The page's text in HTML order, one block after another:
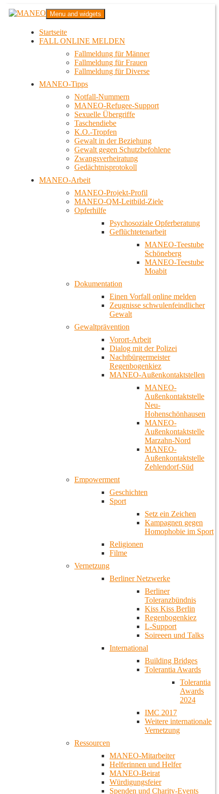
Zum
InhaltMANEO
Das schwule Anti-Gewalt-Projekt in Berlin
Menu and widgets
Startseite
FALL ONLINE MELDEN
Fallmeldung für Männer
Fallmeldung für Frauen
Fallmeldung für Diverse
MANEO-Tipps
Notfall-Nummern
MANEO-Refugee-Support
Sexuelle Übergriffe
Taschendiebe
K.O.-Tropfen
Gewalt in der Beziehung
Gewalt gegen Schutzbefohlene
Zwangsverheiratung
Gedächtnisprotokoll
MANEO-Arbeit
MANEO-Projekt-Profil
MANEO-QM-Leitbild-Ziele
Opferhilfe
Psychosoziale Opferberatung
Geflüchtetenarbeit
MANEO-Teestube
Schöneberg
MANEO-Teestube
Moabit
Dokumentation
Einen Vorfall online melden
Zeugnisse schwulenfeindlicher
Gewalt
Gewaltprävention
Vorort-Arbeit
Dialog mit der Polizei
Nachtbürgermeister
Regenbogenkiez
MANEO-Außenkontaktstellen
MANEO-
Außenkontaktstelle
Neu-
Hohenschönhausen
MANEO-
Außenkontaktstelle
Marzahn-Nord
MANEO-
Außenkontaktstelle
Zehlendorf-Süd
Empowerment
Geschichten
Sport
Setz ein Zeichen
Kampagnen gegen
Homophobie im Sport
Religionen
Filme
Vernetzung
Berliner Netzwerke
Berliner
Toleranzbündnis
Kiss Kiss Berlin
Regenbogenkiez
L-Support
Soireeen und Talks
International
Building Bridges
Tolerantia Awards
Tolerantia
Awards
2024
IMC 2017
Weitere internationale
Vernetzung
Ressourcen
MANEO-Mitarbeiter
Helferinnen und Helfer
MANEO-Beirat
Würdigungsfeier
Spenden und Charity-Events